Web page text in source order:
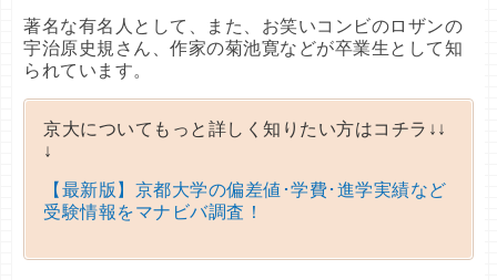
著名な有名人として、また、お笑いコンビのロザンの
宇治原史規さん、作家の菊池寛などが卒業生として知
られています。
京大についてもっと詳しく知りたい方はコチラ↓↓
↓
【最新版】京都大学の偏差値･学費･進学実績など
受験情報をマナビバ調査！